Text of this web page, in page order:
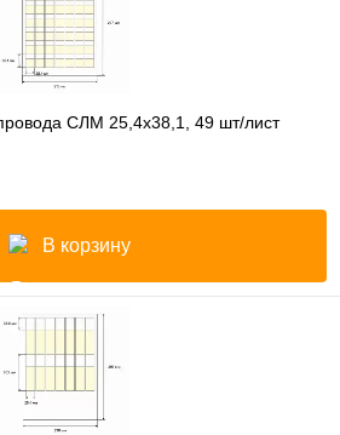
СЛМ 25,4х38,1, 49 шт/лист
В корзину